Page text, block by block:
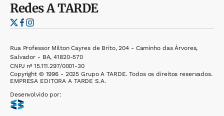
RedesA TARDE
Rua Professor Milton Cayres de Brito, 204 - Caminho das Árvores,
Salvador - BA, 41820-570
CNPJ nº 15.111.297/0001-30
Copyright © 1996 - 2025 Grupo A TARDE. Todos os direitos reservados.
EMPRESA EDITORA A TARDE S.A.
Desenvolvido por: